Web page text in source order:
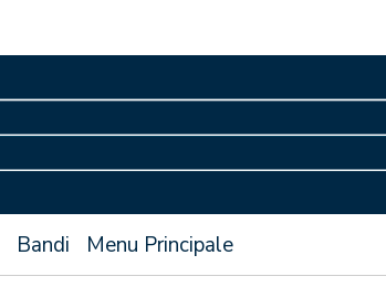
Bandi Menu Principale